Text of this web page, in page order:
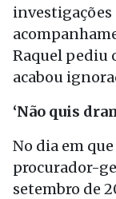
investigações
Raquel pediu
acabou
‘Não quis
No dia em
procurador-
setembro de